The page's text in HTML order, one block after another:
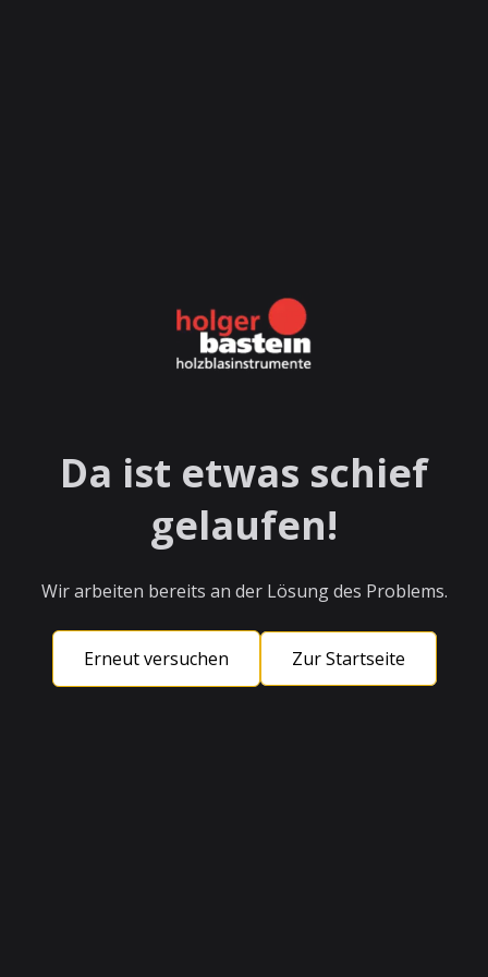
Da ist etwas schief
gelaufen!
Wir arbeiten bereits an der Lösung des Problems.
Erneut versuchen Zur Startseite